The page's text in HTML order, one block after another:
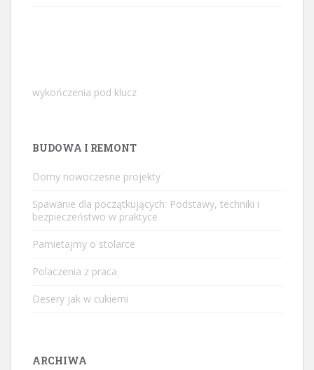
wykończenia pod klucz
BUDOWA I REMONT
Domy nowoczesne projekty
Spawanie dla początkujących: Podstawy, techniki i
bezpieczeństwo w praktyce
Pamietajmy o stolarce
Polaczenia z praca
Desery jak w cukierni
ARCHIWA